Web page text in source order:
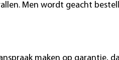
Men wordt geacht